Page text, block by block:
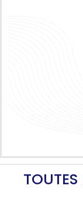
TOUTES